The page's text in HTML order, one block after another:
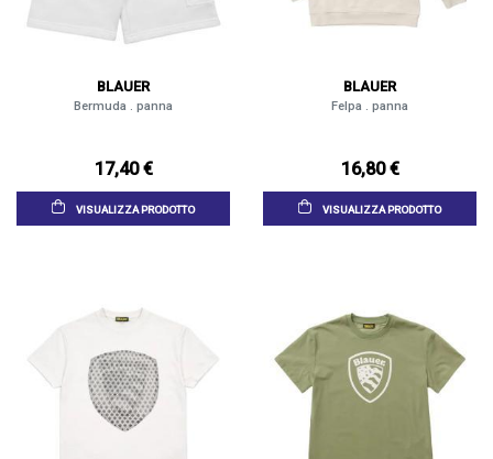
BLAUER
Bermuda . panna
17,40 €
VISUALIZZA PRODOTTO
BLAUER
Felpa . panna
16,80 €
VISUALIZZA PRODOTTO